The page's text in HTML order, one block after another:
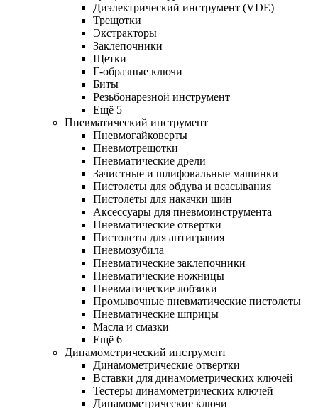
Диэлектрический инструмент (VDE)
Трещотки
Экстракторы
Заклепочники
Щетки
Г-образные ключи
Биты
Резьбонарезной инструмент
Ещё 5
Пневматический инструмент
Пневмогайковерты
Пневмотрещотки
Пневматические дрели
Зачистные и шлифовальные машинки
Пистолеты для обдува и всасывания
Пистолеты для накачки шин
Аксессуары для пневмоинструмента
Пневматические отвертки
Пистолеты для антигравия
Пневмозубила
Пневматические заклепочники
Пневматические ножницы
Пневматические лобзики
Промывочные пневматические пистолеты
Пневматические шприцы
Масла и смазки
Ещё 6
Динамометрический инструмент
Динамометрические отвертки
Вставки для динамометрических ключей
Тестеры динамометрических ключей
Динамометрические ключи